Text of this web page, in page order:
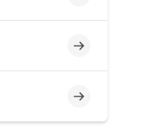
Incompleto
Incompleto